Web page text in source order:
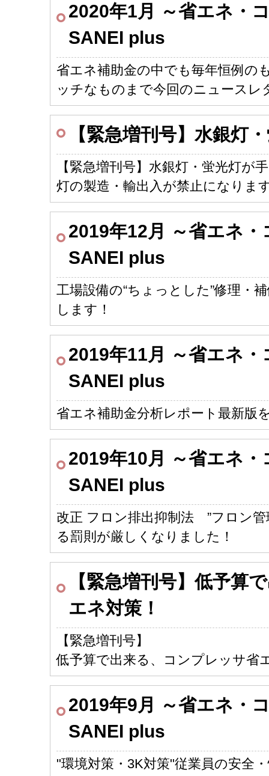
2020年1月 ～省エネ・
SANEI plus
省エネ補助金の中でも毎年恒例の
ッチなものまで今回のニュースレ
【緊急増刊号】水銀灯
【緊急増刊号】水銀灯・蛍光灯が
灯の製造・輸出入が禁止になりま
2019年12月 ～省エネ
SANEI plus
工場設備の“ちょっとした”修理・
します！
2019年11月 ～省エネ
SANEI plus
省エネ補助金分析レポート最新版
2019年10月 ～省エネ
SANEI plus
改正 フロン排出抑制法 ”フロン管
る罰則が厳しくなりました！
【緊急増刊号】低予算
エネ対策！
【緊急増刊号】
低予算で出来る、コンプレッサ省
2019年9月 ～省エネ・
SANEI plus
"環境対策・3K対策"従業員の安全